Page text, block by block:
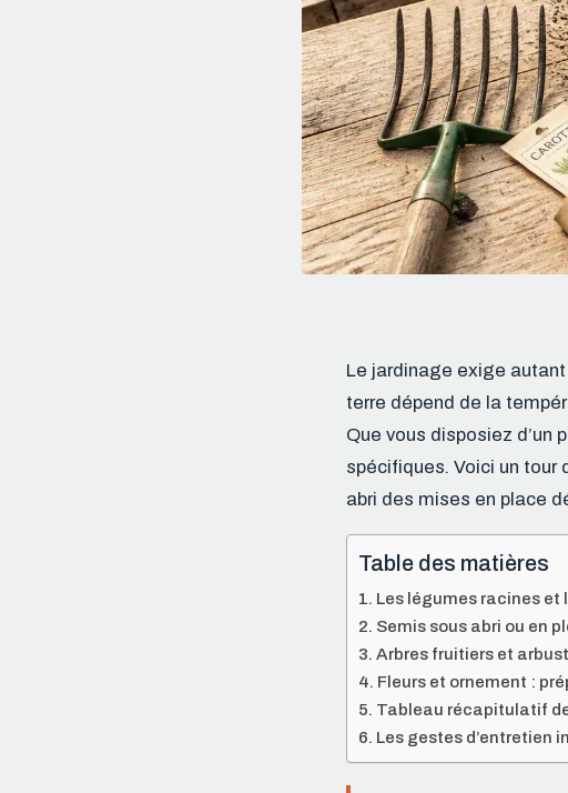
Le jardinage exige
terre dépend de la
Que vous disposiez d’un
spécifiques. Voici un tour
abri des mises en place
Table des matières
Les légumes racines et
Semis sous abri ou en
Arbres fruitiers et
Fleurs et ornement :
Tableau récapitulatif
Les gestes d’entretien